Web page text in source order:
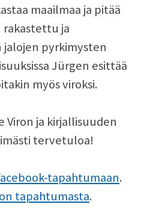
maailmaa ja pitää
ja
pyrkimysten
Jürgen esittää
myös viroksi.
Viron ja kirjallisuuden
tervetuloa!
tapahtumaan.
tapahtumasta.